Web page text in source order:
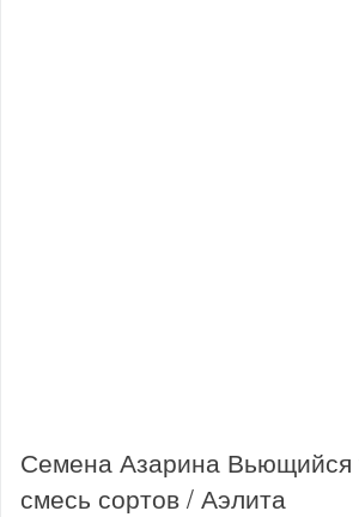
Семена Азарина Вьющийся
смесь сортов / Аэлита